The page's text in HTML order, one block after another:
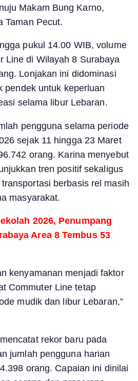
Makam Bung Karno,
Taman Pecut.
pukul 14.00 WIB, volume
Line di Wilayah 8 Surabaya
Lonjakan ini didominasi
pendek untuk keperluan
selama libur Lebaran.
pengguna selama periode
sejak 11 hingga 23 Maret
orang. Karina menyebut
tren positif sekaligus
berbasis rel masih
masyarakat.
2026, Penumpang
Area 8 Tembus 53
kenyamanan menjadi faktor
Commuter Line tetap
mudik dan libur Lebaran,”
rekor baru pada
jumlah pengguna harian
orang. Capaian ini dinilai